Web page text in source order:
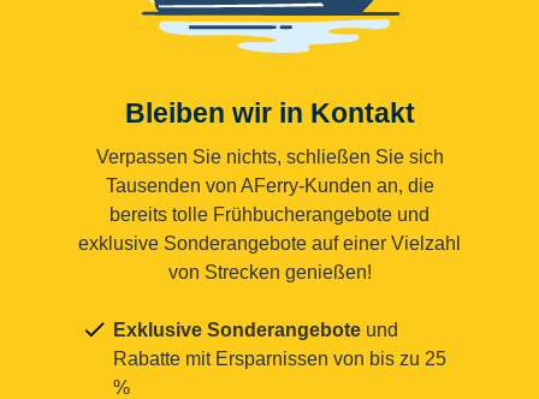
Bleiben wir in Kontakt
Verpassen Sie nichts, schließen Sie sich
Tausenden von AFerry-Kunden an, die
bereits tolle Frühbucherangebote und
exklusive Sonderangebote auf einer Vielzahl
von Strecken genießen!
Exklusive Sonderangebote und
Rabatte mit Ersparnissen von bis zu 25
%